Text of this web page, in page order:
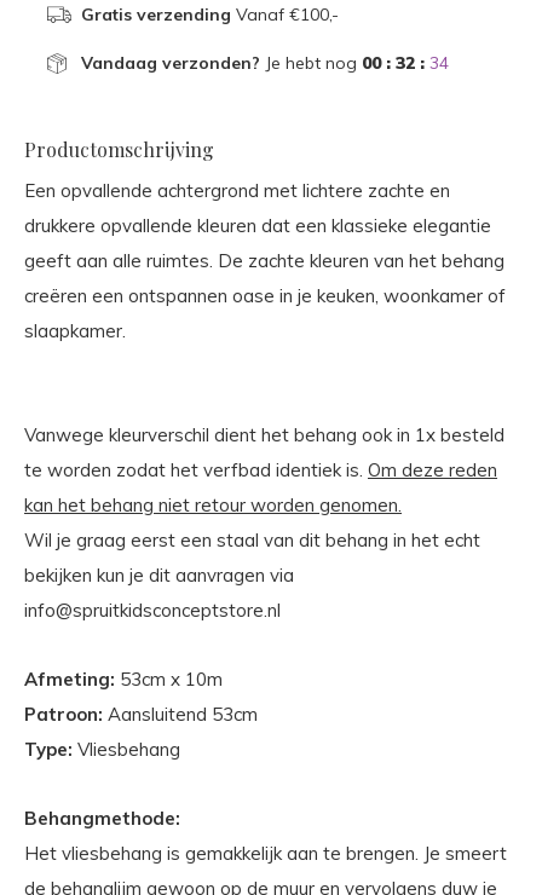
Gratis verzending Vanaf €100,-
Vandaag verzonden? Je hebt nog 00 : 32 : 33
Productomschrijving
Een opvallende achtergrond met lichtere zachte en
drukkere opvallende kleuren dat een klassieke elegantie
geeft aan alle ruimtes. De zachte kleuren van het behang
creëren een ontspannen oase in je keuken, woonkamer of
slaapkamer.
Vanwege kleurverschil dient het behang ook in 1x besteld
te worden zodat het verfbad identiek is. Om deze reden
kan het behang niet retour worden genomen.
Wil je graag eerst een staal van dit behang in het echt
bekijken kun je dit aanvragen via
info@spruitkidsconceptstore.nl
Afmeting: 53cm x 10m
Patroon: Aansluitend 53cm
Type: Vliesbehang
Behangmethode:
Het vliesbehang is gemakkelijk aan te brengen. Je smeert
de behanglijm gewoon op de muur en vervolgens duw je